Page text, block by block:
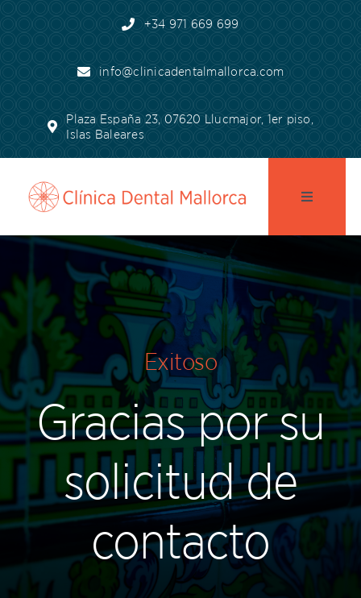
Skip
to
content
+34 971 669 699
info@clinicadentalmallorca.com
Plaza España 23, 07620 Llucmajor, 1er piso,
Islas Baleares
Toggle
pagina de inicio
Práctica
Servicios
Autoprueba ATM
Contacto
Exitoso
Gracias por su
solicitud de
contacto